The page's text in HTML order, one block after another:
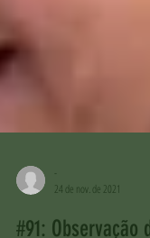
24 de nov. de 2021